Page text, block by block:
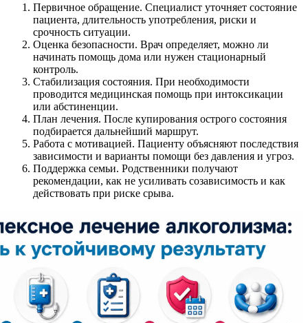
Первичное обращение. Специалист уточняет состояние
пациента, длительность употребления, риски и
срочность ситуации.
Оценка безопасности. Врач определяет, можно ли
начинать помощь дома или нужен стационарный
контроль.
Стабилизация состояния. При необходимости
проводится медицинская помощь при интоксикации
или абстиненции.
План лечения. После купирования острого состояния
подбирается дальнейший маршрут.
Работа с мотивацией. Пациенту объясняют последствия
зависимости и варианты помощи без давления и угроз.
Поддержка семьи. Родственники получают
рекомендации, как не усиливать созависимость и как
действовать при риске срыва.